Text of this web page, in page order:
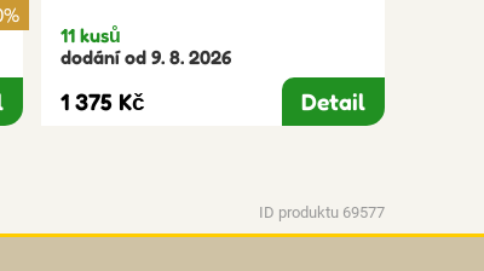
11 kusů
dodání od 9. 8. 2026
1 375 Kč Detail
ID produktu 69577